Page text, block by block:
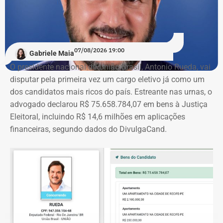
Gabriele Maia07/08/2026 19:00
O presidente nacional do União Brasil, Antonio Rueda, vai
disputar pela primeira vez um cargo eletivo já como um
dos candidatos mais ricos do país. Estreante nas urnas, o
advogado declarou R$ 75.658.784,07 em bens à Justiça
Eleitoral, incluindo R$ 14,6 milhões em aplicações
financeiras, segundo dados do DivulgaCand.